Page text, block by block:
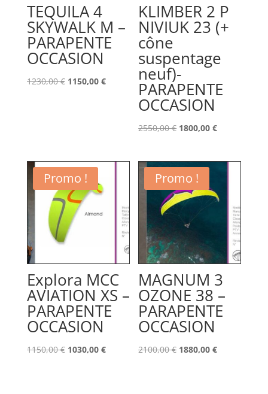
TEQUILA 4
SKYWALK M –
PARAPENTE
OCCASION
1230,00€ Le
1150,00 €Le
KLIMBER 2 P
NIVIUK 23 (+
cône
suspentage
neuf)-
PARAPENTE
OCCASION
2550,00€ Le
initial
était :
2550,00 €.
1800,00€Le
actuel
Promo !
Explora MCC
AVIATION XS –
PARAPENTE
OCCASION
1150,00€ Le
1030,00 €Le
Promo !
MAGNUM 3
OZONE 38 –
PARAPENTE
OCCASION
2100,00€ Le
1880,00€Le